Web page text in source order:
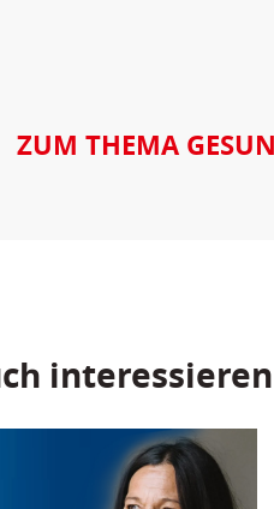
ZUM THEMA
interessieren